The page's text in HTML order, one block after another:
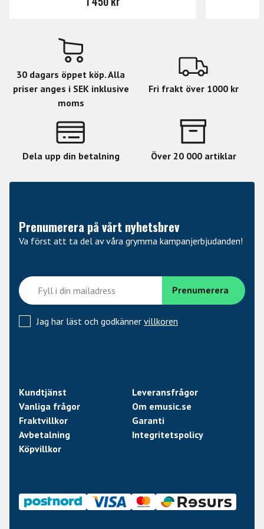
Resistance: 8.03 Kohm
Year of Introduction: 2024
Tone guide:
Low mid: 4.5
High mid: 4.0
30 dagars öppet köp. Alla
priser anges i SEK inklusive
moms
Fri frakt över 1000 kr
Dela upp din betalning Över 20 000 artiklar
Prenumerera på vårt nyhetsbrev
Va först att ta del av våra grymma kampanjerbjudanden!
Jag har läst och godkänner villkoren
Kundtjänst
Leveransfrågor
Vanliga frågor
Om emusic.se
Fraktvillkor
Garanti
Avbetalning
Integritetspolicy
Köpvillkor